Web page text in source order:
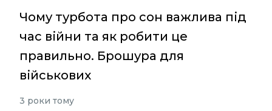
Чому турбота про сон важлива під
час війни та як робити це
правильно. Брошура для
військових
3 роки тому